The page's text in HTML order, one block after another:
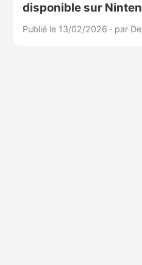
disponible sur
Publié le 13/02/2026 · par